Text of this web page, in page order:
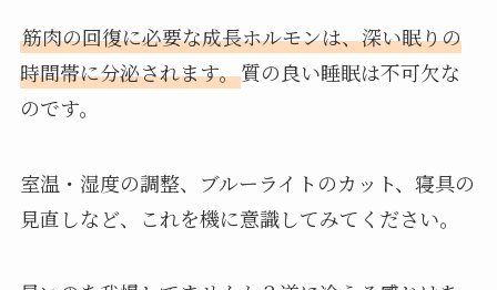
筋肉の回復に必要な成長ホルモンは、深い眠りの
時間帯に分泌されます。質の良い睡眠は不可欠な
のです。
室温・湿度の調整、ブルーライトのカット、寝具の
見直しなど、これを機に意識してみてください。